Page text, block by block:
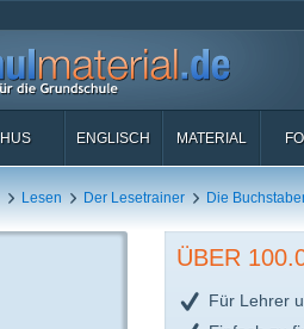
HUS ENGLISCH MATERIAL
Lesen Der Lesetrainer Die
ÜBER
Für Lehrer